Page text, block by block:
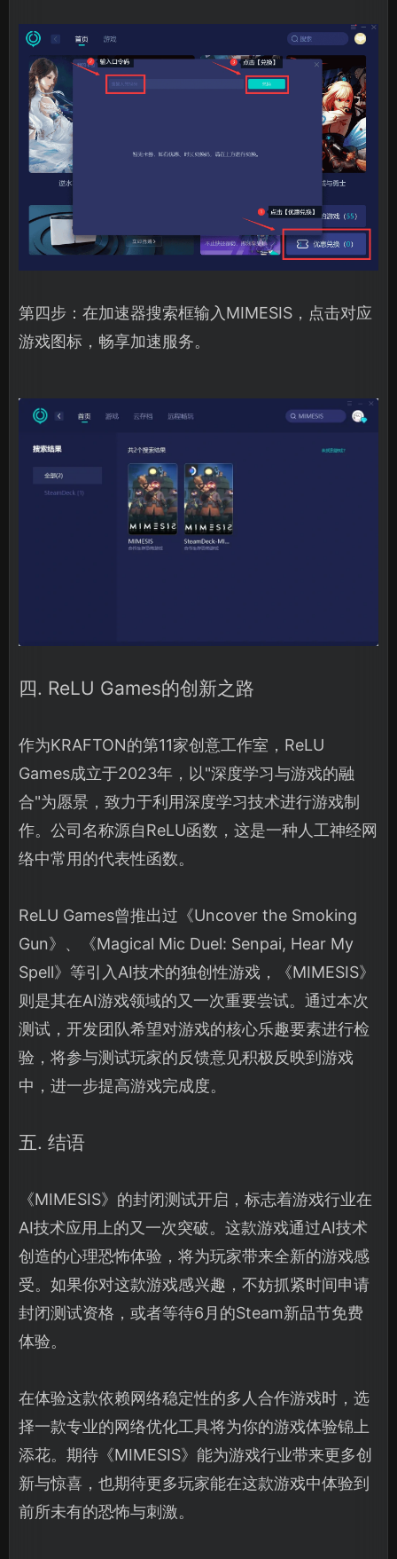
第四步：在加速器搜索框输入MIMESIS，点击对应
游戏图标，畅享加速服务。
四. ReLU Games的创新之路
作为KRAFTON的第11家创意工作室，ReLU
Games成立于2023年，以"深度学习与游戏的融
合"为愿景，致力于利用深度学习技术进行游戏制
作。公司名称源自ReLU函数，这是一种人工神经网
络中常用的代表性函数。
ReLU Games曾推出过《Uncover the Smoking
Gun》、《Magical Mic Duel: Senpai, Hear My
Spell》等引入AI技术的独创性游戏，《MIMESIS》
则是其在AI游戏领域的又一次重要尝试。通过本次
测试，开发团队希望对游戏的核心乐趣要素进行检
验，将参与测试玩家的反馈意见积极反映到游戏
中，进一步提高游戏完成度。
五. 结语
《MIMESIS》的封闭测试开启，标志着游戏行业在
AI技术应用上的又一次突破。这款游戏通过AI技术
创造的心理恐怖体验，将为玩家带来全新的游戏感
受。如果你对这款游戏感兴趣，不妨抓紧时间申请
封闭测试资格，或者等待6月的Steam新品节免费
体验。
在体验这款依赖网络稳定性的多人合作游戏时，选
择一款专业的网络优化工具将为你的游戏体验锦上
添花。期待《MIMESIS》能为游戏行业带来更多创
新与惊喜，也期待更多玩家能在这款游戏中体验到
前所未有的恐怖与刺激。